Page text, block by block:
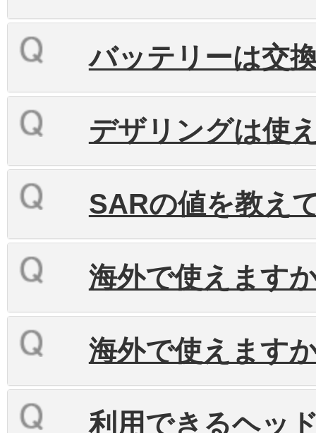
バッテリーは交
デザリングは使
SARの値を教え
海外で使えます
海外で使えます
利用できるヘッ